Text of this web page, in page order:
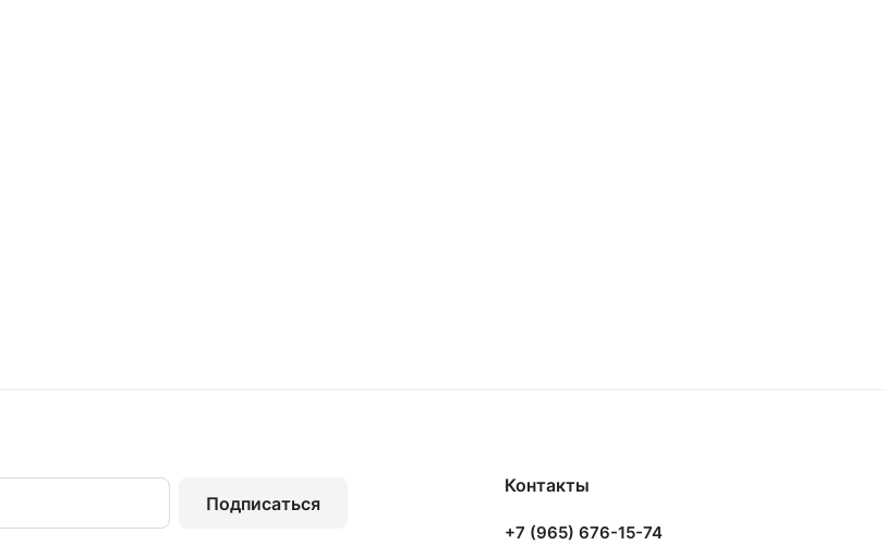
Подписаться
Контакты
+7 (965) 676-15-74